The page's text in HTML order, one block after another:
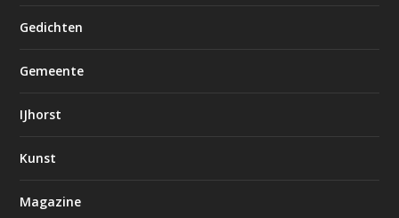
Gedichten
Gemeente
IJhorst
Kunst
Magazine